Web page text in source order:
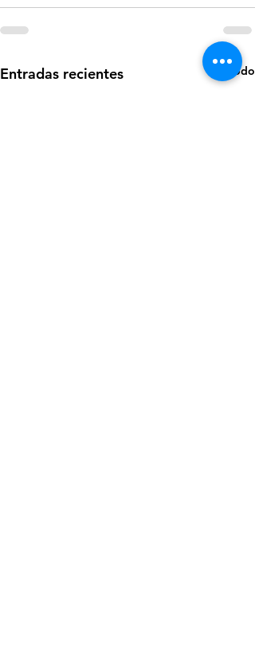
Entradas recientes Ver todo